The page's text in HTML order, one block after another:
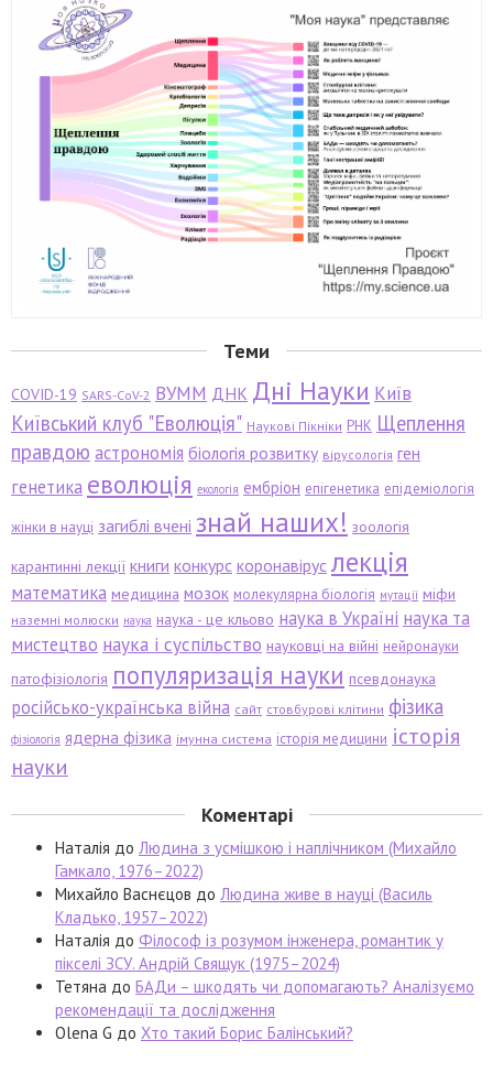
Теми
COVID-19 SARS-CoV-2 ВУММ ДНК Дні Науки Київ
Київський клуб "Еволюція" Наукові Пікніки РНК Щеплення
правдою астрономія біологія розвитку вірусологія ген
генетика еволюція екологія ембріон епігенетика епідеміологія
жінки в науці загиблі вчені знай наших! зоологія
карантинні лекції книги конкурс коронавірус лекція
математика медицина мозок молекулярна біологія мутації міфи
наземні молюски наука наука - це кльово наука в Україні наука та
мистецтво наука і суспільство науковці на війні нейронауки
патофізіологія популяризація науки псевдонаука
російсько-українська війна сайт стовбурові клітини фізика
фізіологія ядерна фізика імунна система історія медицини історія
науки
Коментарі
Наталія до Людина з усмішкою і наплічником (Михайло
Гамкало, 1976–2022)
Михайло Васнєцов до Людина живе в науці (Василь
Кладько, 1957–2022)
Наталія до Філософ із розумом інженера, романтик у
пікселі ЗСУ. Андрій Свящук (1975–2024)
Тетяна до БАДи – шкодять чи допомагають? Аналізуємо
рекомендації та дослідження
Olena G до Хто такий Борис Балінський?